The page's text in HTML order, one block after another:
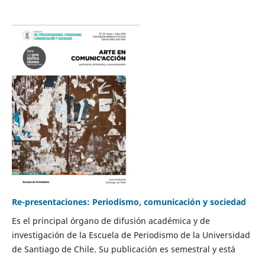
Re-presentaciones: Periodismo, comunicación y sociedad
Es el principal órgano de difusión académica y de
investigación de la Escuela de Periodismo de la Universidad
de Santiago de Chile. Su publicación es semestral y está